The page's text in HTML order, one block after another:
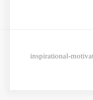
inspirational-